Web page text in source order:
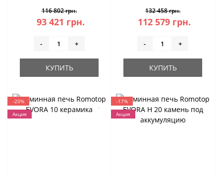
116 802 грн.
93 421 грн.
- +
КУПИТЬ
132 458 грн.
112 579 грн.
- +
КУПИТЬ
-20%
Акция
-17%
Акция